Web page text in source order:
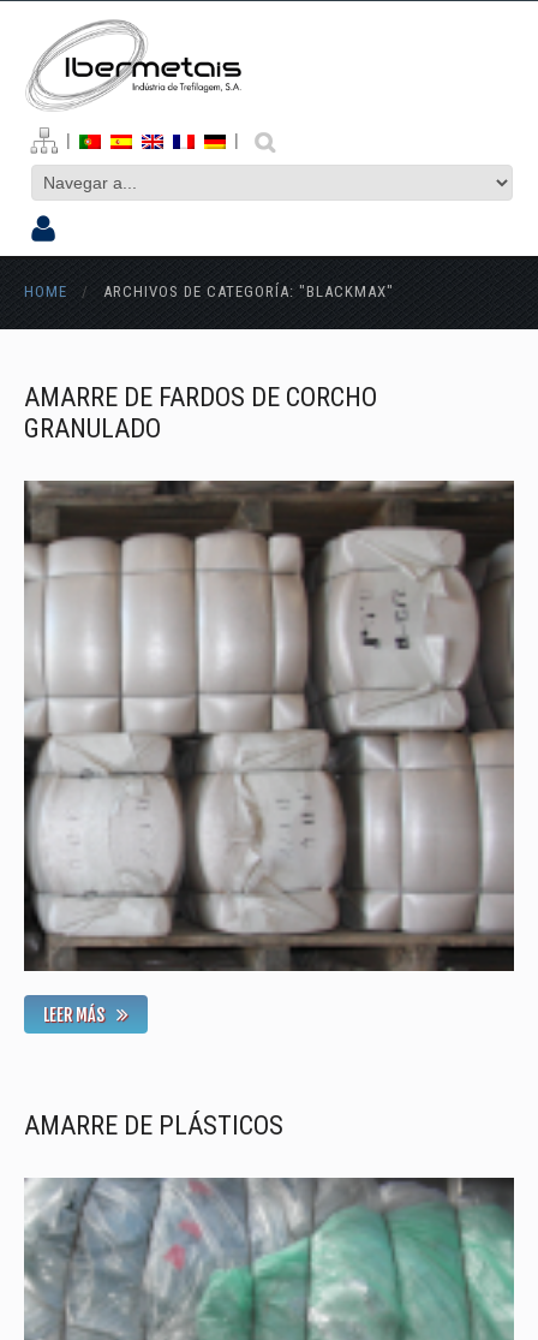
| |
HOME / ARCHIVOS DE CATEGORÍA: "BLACKMAX"
AMARRE DE FARDOS DE CORCHO
GRANULADO
LEER MÁS
AMARRE DE PLÁSTICOS